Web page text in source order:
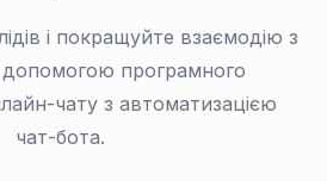
і покращуйте взаємодію з
допомогою програмного
чату з автоматизацією
чат-бота.